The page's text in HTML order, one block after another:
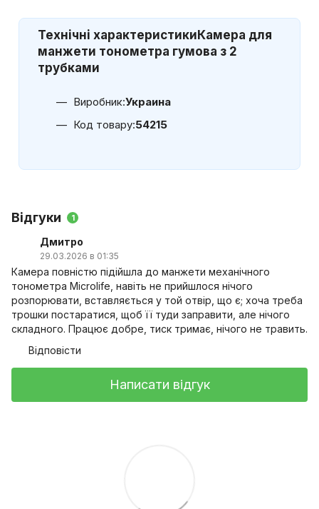
Технічні характеристикиКамера для
манжети тонометра гумова з 2
трубками
Виробник:Украина
Код товару:54215
Відгуки 1
Дмитро
29.03.2026 в 01:35
Камера повністю підійшла до манжети механічного
тонометра Microlife, навіть не прийшлося нічого
розпорювати, вставляється у той отвір, що є; хоча треба
трошки постаратися, щоб її туди заправити, але нічого
складного. Працює добре, тиск тримає, нічого не травить.
Відповісти
Написати відгук